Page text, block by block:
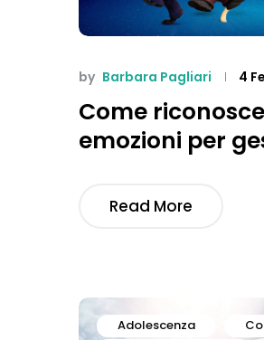
by Barbara Pagliari 4
Come
emozioni per
Read More
Adolescenza